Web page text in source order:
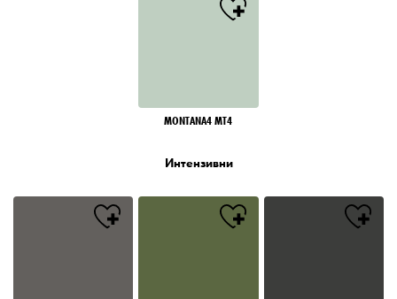
MONTANA4 MT4
Интензивни